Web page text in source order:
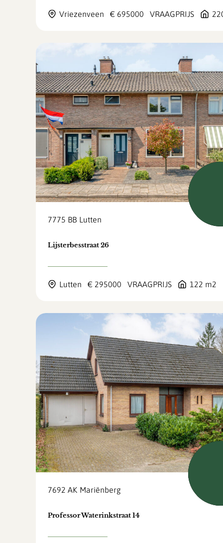
Vriezenveen € 695000 VRAAGPRIJS
7775 BB Lutten
Lijsterbesstraat 26
Lutten € 295000 VRAAGPRIJS 122 m2
7692 AK Mariënberg
Professor Waterinkstraat 14